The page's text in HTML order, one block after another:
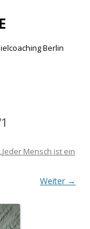
Berlin
„Jeder Mensch ist ein
Weiter →